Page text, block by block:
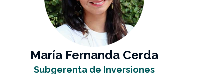
María Fernanda Cerda
Subgerenta de Inversiones